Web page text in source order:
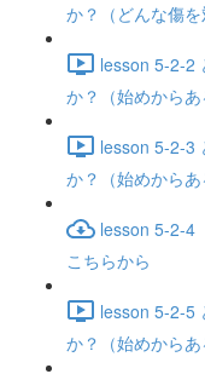
か？（どんな傷
lesson 5-2-2
か？（始めから
lesson 5-2-3
か？（始めから
lesson 5-2-4
こちらから
lesson 5-2-5
か？（始めから